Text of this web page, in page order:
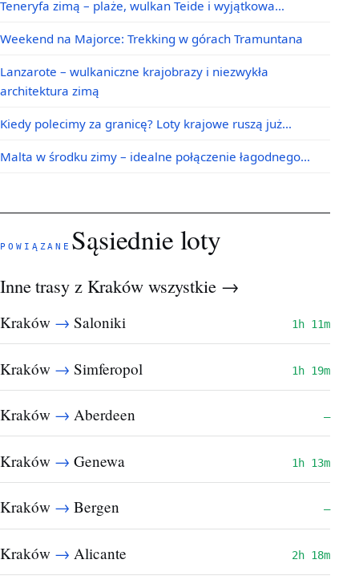
Teneryfa zimą – plaże, wulkan Teide i wyjątkowa…
Weekend na Majorce: Trekking w górach Tramuntana
Lanzarote – wulkaniczne krajobrazy i niezwykła
architektura zimą
Kiedy polecimy za granicę? Loty krajowe ruszą już…
Malta w środku zimy – idealne połączenie łagodnego…
POWIĄZANE Sąsiednie loty
Inne trasy z Kraków wszystkie →
Kraków → Saloniki 1h 11m
Kraków → Simferopol 1h 19m
Kraków → Aberdeen —
Kraków → Genewa 1h 13m
Kraków → Bergen —
Kraków → Alicante 2h 18m